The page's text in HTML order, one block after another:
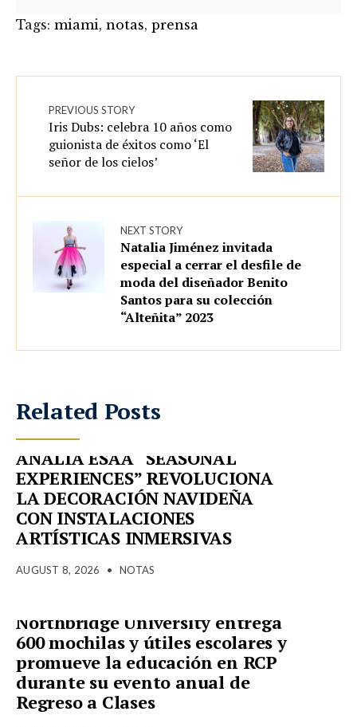
Tags: miami, notas, prensa
PREVIOUS STORY
Iris Dubs: celebra 10 años como
guionista de éxitos como ‘El
señor de los cielos’
NEXT STORY
Natalia Jiménez invitada
especial a cerrar el desfile de
moda del diseñador Benito
Santos para su colección
“Alteñita” 2023
Related Posts
ANALÍA ESAA “SEASONAL
EXPERIENCES” REVOLUCIONA
LA DECORACIÓN NAVIDEÑA
CON INSTALACIONES
ARTÍSTICAS INMERSIVAS
AUGUST 8, 2026 • NOTAS
Northbridge University entrega
600 mochilas y útiles escolares y
promueve la educación en RCP
durante su evento anual de
Regreso a Clases